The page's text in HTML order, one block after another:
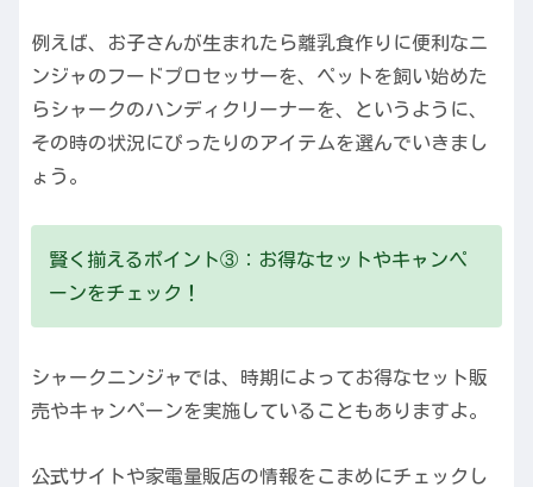
例えば、お子さんが生まれたら離乳食作りに便利なニ
ンジャのフードプロセッサーを、ペットを飼い始めた
らシャークのハンディクリーナーを、というように、
その時の状況にぴったりのアイテムを選んでいきまし
ょう。
賢く揃えるポイント③：お得なセットやキャンペ
ーンをチェック！
シャークニンジャでは、時期によってお得なセット販
売やキャンペーンを実施していることもありますよ。
公式サイトや家電量販店の情報をこまめにチェックし